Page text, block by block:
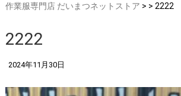
作業服専門店 だいまつネットストア > > 2222
2222
2024年11月30日